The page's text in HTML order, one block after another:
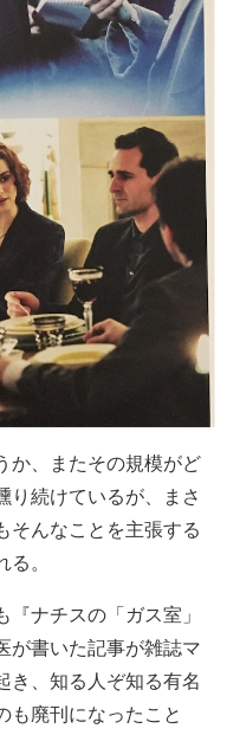
か、またその規模がど
り続けているが、まさ
そんなことを主張する
。
『ナチスの「ガス室」
が書いた記事が雑誌マ
き、知る人ぞ知る有名
も廃刊になったこと